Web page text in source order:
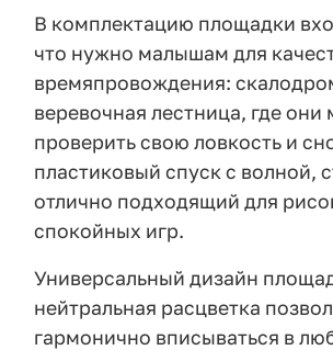
В комплектацию площадки
что нужно малышам для
времяпровождения:
веревочная лестница, где они
проверить свою ловкость и
пластиковый спуск с волной,
отлично подходящий для
спокойных игр.
Универсальный дизайн
нейтральная расцветка
гармонично вписываться в